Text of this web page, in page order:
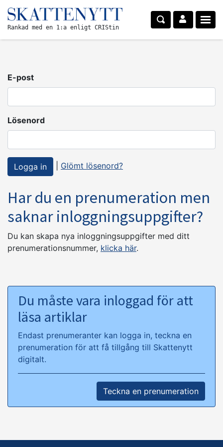
Rankad med en 1:a enligt CRIStin
E-post
Lösenord
Glömt lösenord?
Har du en prenumeration men
saknar inloggningsuppgifter?
Du kan skapa nya inloggningsuppgifter med ditt
prenumerationsnummer, klicka här.
Du måste vara inloggad för att
läsa artiklar
Endast prenumeranter kan logga in, teckna en
prenumeration för att få tillgång till Skattenytt
digitalt.
Teckna en prenumeration